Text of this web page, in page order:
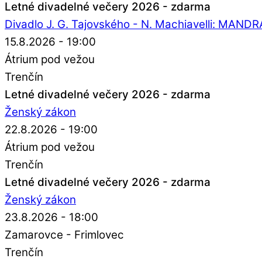
Letné divadelné večery 2026 - zdarma
Divadlo J. G. Tajovského - N. Machiavelli:
15.8.2026 - 19:00
Átrium pod vežou
Trenčín
Letné divadelné večery 2026 - zdarma
Ženský zákon
22.8.2026 - 19:00
Átrium pod vežou
Trenčín
Letné divadelné večery 2026 - zdarma
Ženský zákon
23.8.2026 - 18:00
Zamarovce - Frimlovec
Trenčín